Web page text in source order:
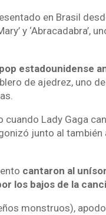
en Brasil
y ‘Abracadabra’,
estadounidense
de ajedrez, uno
Lady Gaga
junto al
cantaron al
los bajos de la
monstruos),